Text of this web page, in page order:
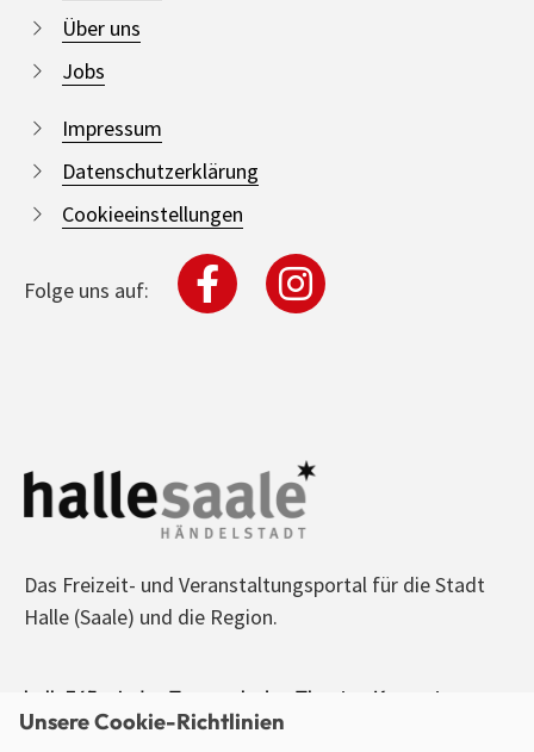
Über uns
Jobs
Impressum
Datenschutzerklärung
Cookieeinstellungen
Folge uns auf:
Das Freizeit- und Veranstaltungsportal für die Stadt
Halle (Saale) und die Region.
halle365 - Jeden Tag was los! - Theater, Konzerte,
Sport, Kino, Ausstellungen, Freizeit, Party - alle
Unsere Cookie-Richtlinien